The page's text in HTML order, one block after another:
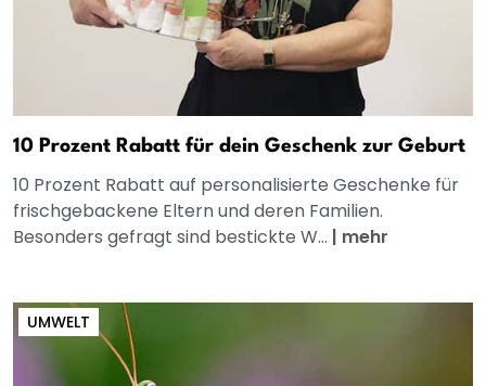
10 Prozent Rabatt für dein Geschenk zur Geburt
10 Prozent Rabatt auf personalisierte Geschenke für
frischgebackene Eltern und deren Familien.
Besonders gefragt sind bestickte W... | mehr
UMWELT